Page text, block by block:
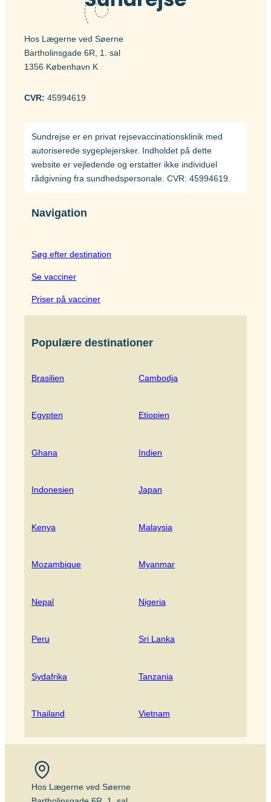
Hos Lægerne ved Søerne
Bartholinsgade 6R, 1. sal
1356 København K
CVR: 45994619
Sundrejse er en privat rejsevaccinationsklinik med
autoriserede sygeplejersker. Indholdet på dette
website er vejledende og erstatter ikke individuel
rådgivning fra sundhedspersonale. CVR: 45994619.
Navigation
Søg efter destination
Se vacciner
Priser på vacciner
Populære destinationer
Brasilien Cambodja
Egypten Etiopien
Ghana Indien
Indonesien Japan
Kenya Malaysia
Mozambique Myanmar
Nepal Nigeria
Peru Sri Lanka
Sydafrika Tanzania
Thailand Vietnam
Hos Lægerne ved Søerne